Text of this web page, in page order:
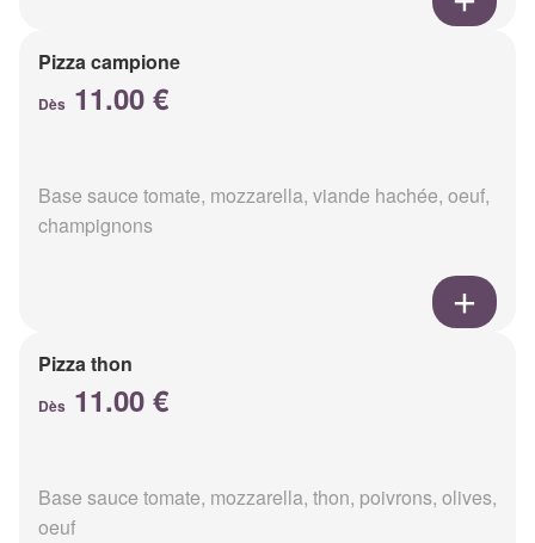
Pizza campione
Dès 11.00 €
Base sauce tomate, mozzarella, viande hachée, oeuf,
champignons
Pizza thon
Dès 11.00 €
Base sauce tomate, mozzarella, thon, poivrons, olives,
oeuf